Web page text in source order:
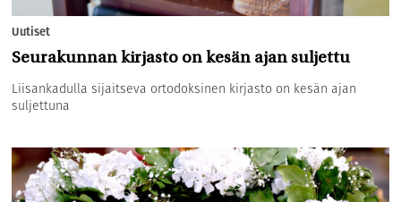
Uutiset
Seurakunnan kirjasto on kesän ajan suljettu
Liisankadulla sijaitseva ortodoksinen kirjasto on kesän ajan
suljettuna